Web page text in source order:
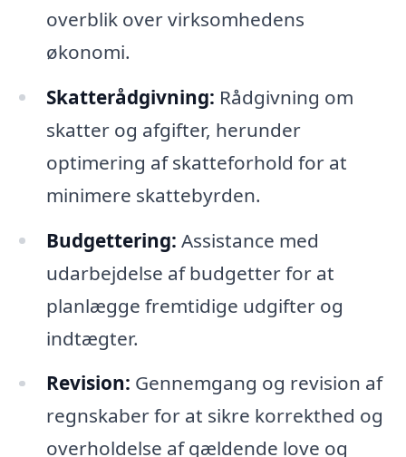
overblik over virksomhedens
økonomi.
Skatterådgivning: Rådgivning om
skatter og afgifter, herunder
optimering af skatteforhold for at
minimere skattebyrden.
Budgettering: Assistance med
udarbejdelse af budgetter for at
planlægge fremtidige udgifter og
indtægter.
Revision: Gennemgang og revision af
regnskaber for at sikre korrekthed og
overholdelse af gældende love og